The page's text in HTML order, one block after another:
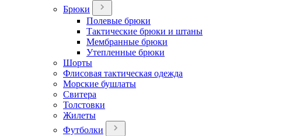
Брюки
Полевые брюки
Тактические брюки и штаны
Мембранные брюки
Утепленные брюки
Шорты
Флисовая тактическая одежда
Морские бушлаты
Свитера
Толстовки
Жилеты
Футболки